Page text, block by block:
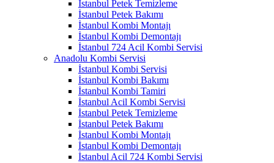
İstanbul Petek Temizleme
İstanbul Petek Bakımı
İstanbul Kombi Montajı
İstanbul Kombi Demontajı
İstanbul 724 Acil Kombi Servisi
Anadolu Kombi Servisi
İstanbul Kombi Servisi
İstanbul Kombi Bakımı
İstanbul Kombi Tamiri
İstanbul Acil Kombi Servisi
İstanbul Petek Temizleme
İstanbul Petek Bakımı
İstanbul Kombi Montajı
İstanbul Kombi Demontajı
İstanbul Acil 724 Kombi Servisi